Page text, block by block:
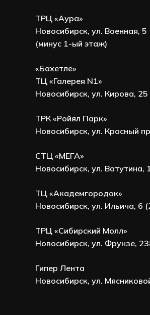
ТРЦ «Аура»
Новосибирск, ул. Военная, 5
(минус 1-ый этаж)
«Бахетле»
ТЦ «Галерея N1»
Новосибирск, ул. Кирова,
ТРК «Ройял Парк»
Новосибирск, ул. Красный
СТЦ «МЕГА»
Новосибирск, ул. Ватутина,
ТЦ «Академгородок»
Новосибирск, ул. Ильича, 6
ТРЦ «Сибирский Молл»
Новосибирск, ул. Фрунзе,
Гипер Лента
Новосибирск, ул.